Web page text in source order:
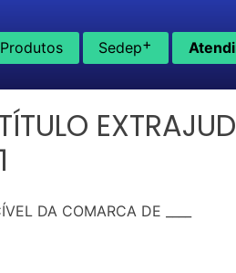
Produtos Sedep+
DA COMARCA DE ____